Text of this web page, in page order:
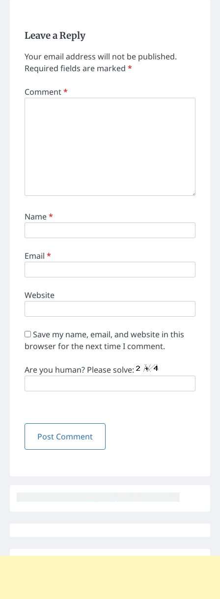
Leave a Reply
Your email address will not be published.
Required fields are marked *
Comment*
Name*
Email *
Website
Save my name, email, and website in this
browser for the next time I comment.
Are you human? Please solve: